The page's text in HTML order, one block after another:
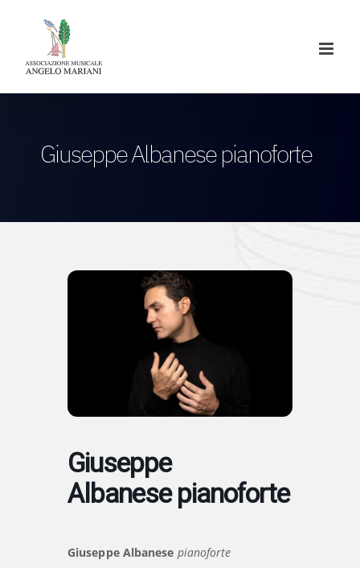
contenuto
Giuseppe Albanese pianoforte
Giuseppe
Albanese pianoforte
Giuseppe Albanese pianoforte